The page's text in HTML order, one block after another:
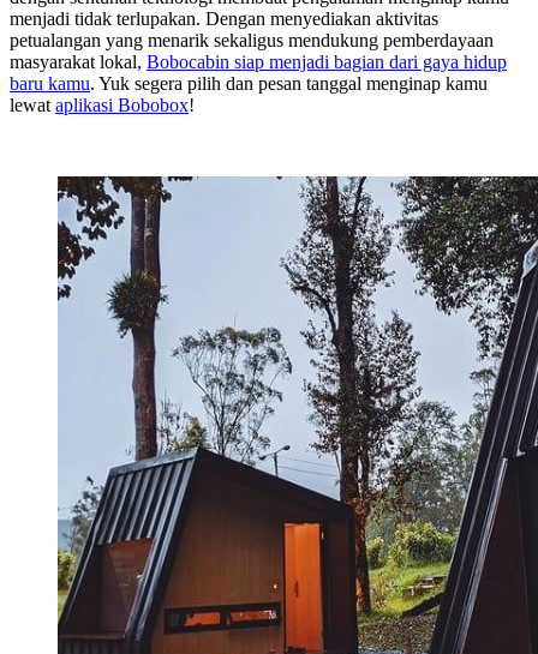
menjadi tidak terlupakan. Dengan menyediakan aktivitas
petualangan yang menarik sekaligus mendukung pemberdayaan
masyarakat lokal, Bobocabin siap menjadi bagian dari gaya hidup
baru kamu. Yuk segera pilih dan pesan tanggal menginap kamu
lewat aplikasi Bobobox!